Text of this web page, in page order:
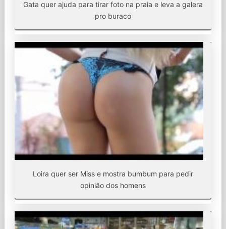
Gata quer ajuda para tirar foto na praia e leva a galera
pro buraco
Loira quer ser Miss e mostra bumbum para pedir
opinião dos homens